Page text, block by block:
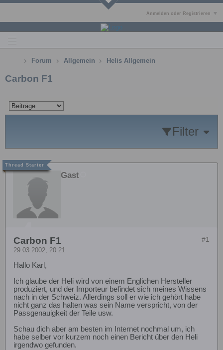
Anmelden oder Registrieren
Forum Allgemein Helis Allgemein
Carbon F1
Filter
Gast
#1
Carbon F1
29.03.2002, 20:21
Hallo Karl,
Ich glaube der Heli wird von einem Englichen Hersteller
produziert, und der Importeur befindet sich meines Wissens
nach in der Schweiz. Allerdings soll er wie ich gehört habe
nicht ganz das halten was sein Name verspricht, von der
Passgenauigkeit der Teile usw.
Schau dich aber am besten im Internet nochmal um, ich
habe selber vor kurzem noch einen Bericht über den Heli
irgendwo gefunden.